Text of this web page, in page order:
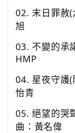
02. 末日罪赦(
旭
03. 不變的承
HMP
04. 星夜守護(
怡青
05.絕望的哭
曲：黃名偉